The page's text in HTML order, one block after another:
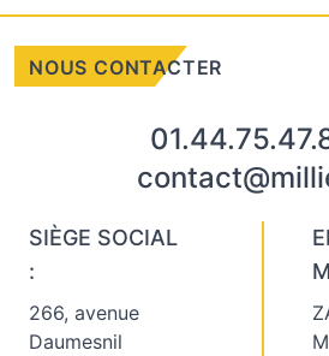
NOUS CONTACTER
SIÈGE SOCIAL
:
266, avenue
Daumesnil